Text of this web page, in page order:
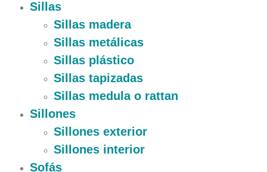
Sillas
Sillas madera
Sillas metálicas
Sillas plástico
Sillas tapizadas
Sillas medula o rattan
Sillones
Sillones exterior
Sillones interior
Sofás